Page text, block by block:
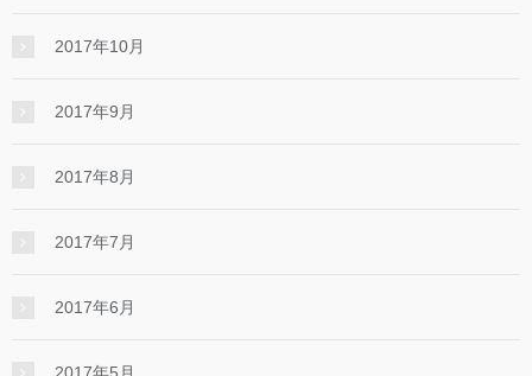
2017年10月
2017年9月
2017年8月
2017年7月
2017年6月